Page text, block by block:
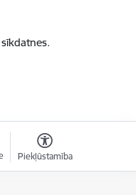
Piekļūstamība